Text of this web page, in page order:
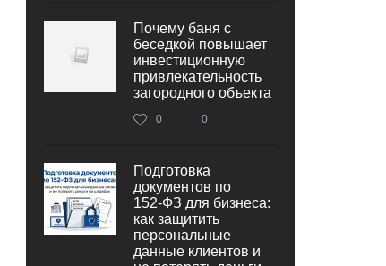
Почему баня с
беседкой повышает
инвестиционную
привлекательность
загородного объекта
0 0
Подготовка
документов по
152‑ФЗ для бизнеса:
как защитить
персональные
данные клиентов и